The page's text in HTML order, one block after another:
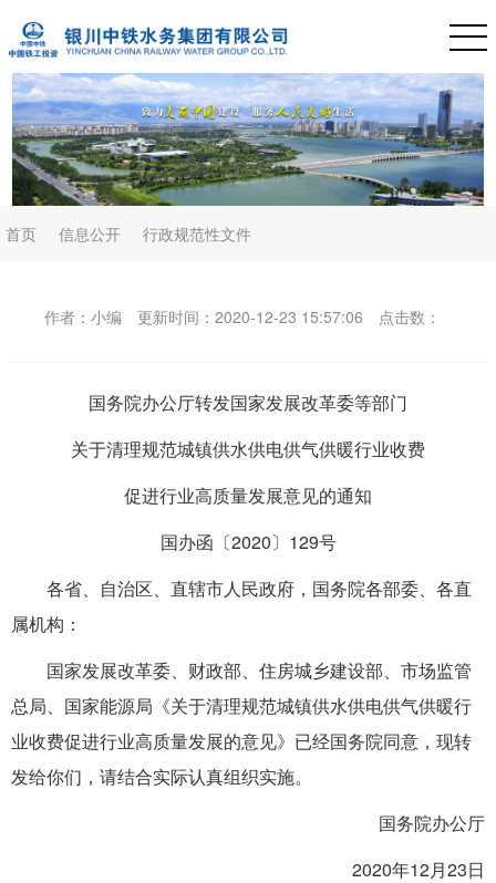
首页 信息公开 行政规范性文件
作者：小编 更新时间：2020-12-23 15:57:06 点击数：
国务院办公厅转发国家发展改革委等部门
关于清理规范城镇供水供电供气供暖行业收费
促进行业高质量发展意见的通知
国办函〔2020〕129号
各省、自治区、直辖市人民政府，国务院各部委、各直
属机构：
国家发展改革委、财政部、住房城乡建设部、市场监管
总局、国家能源局《关于清理规范城镇供水供电供气供暖行
业收费促进行业高质量发展的意见》已经国务院同意，现转
发给你们，请结合实际认真组织实施。
国务院办公厅
2020年12月23日